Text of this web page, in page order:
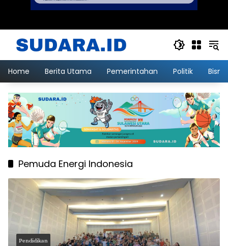
Home Berita Utama Pemerintahan Politik
Pemuda Energi Indonesia
Pendidikan